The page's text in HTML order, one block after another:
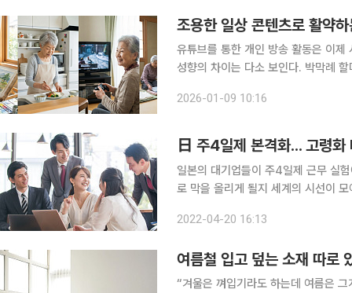
조용한 일상 콘텐츠로 활약
유튜브를 통한 개인 방송 활동은 이
성향의 차이는 다소 보인다. 박막례
의 전반을 콘텐츠로 풀어내며 하나의
2026-01-09 10:16
日 주4일제 본격화... 고령화
일본의 대기업들이 주4일제 근무 실
로 막을 올리게 될지 세계의 시선이
는 분위기가 조성되면서 지난해 본격
2022-04-20 16:13
여름철 입고 덮는 소재 따로
“겨울은 껴입기라도 하는데 여름은